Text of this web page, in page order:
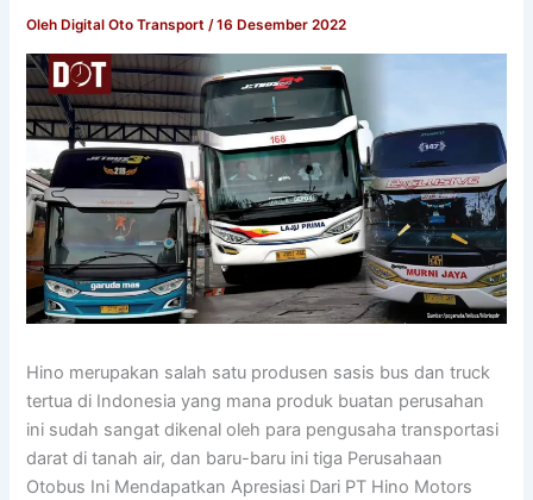
Oleh Digital Oto Transport/16 Desember 2022
Hino merupakan salah satu produsen sasis bus dan truck
tertua di Indonesia yang mana produk buatan perusahan
ini sudah sangat dikenal oleh para pengusaha transportasi
darat di tanah air, dan baru-baru ini tiga Perusahaan
Otobus Ini Mendapatkan Apresiasi Dari PT Hino Motors